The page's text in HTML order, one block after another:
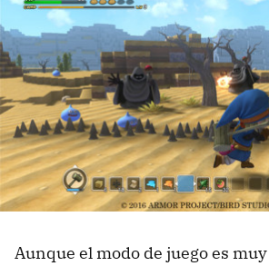
Aunque el modo de juego es